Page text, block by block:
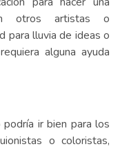
otros artistas o
para lluvia de ideas o
alguna ayuda
ir bien para los
o coloristas,